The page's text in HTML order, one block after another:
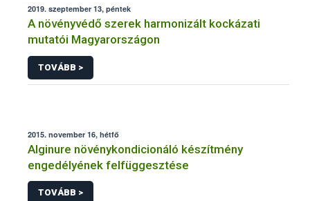
2019. szeptember 13, péntek
A növényvédő szerek harmonizált kockázati
mutatói Magyarországon
TOVÁBB >
2015. november 16, hétfő
Alginure növénykondicionáló készítmény
engedélyének felfüggesztése
TOVÁBB >